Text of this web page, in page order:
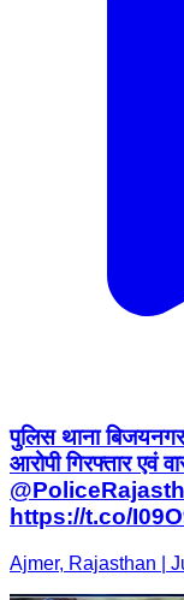
पुलिस थाना
आरोपी गिरफ्तार एवं
https://t.co/
Ajmer, Rajasthan |